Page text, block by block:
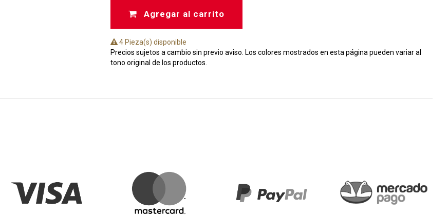
Agregar al carrito
4 Pieza(s) disponible
Precios sujetos a cambio sin previo aviso. Los colores mostrados en esta página pueden variar al
tono original de los productos.